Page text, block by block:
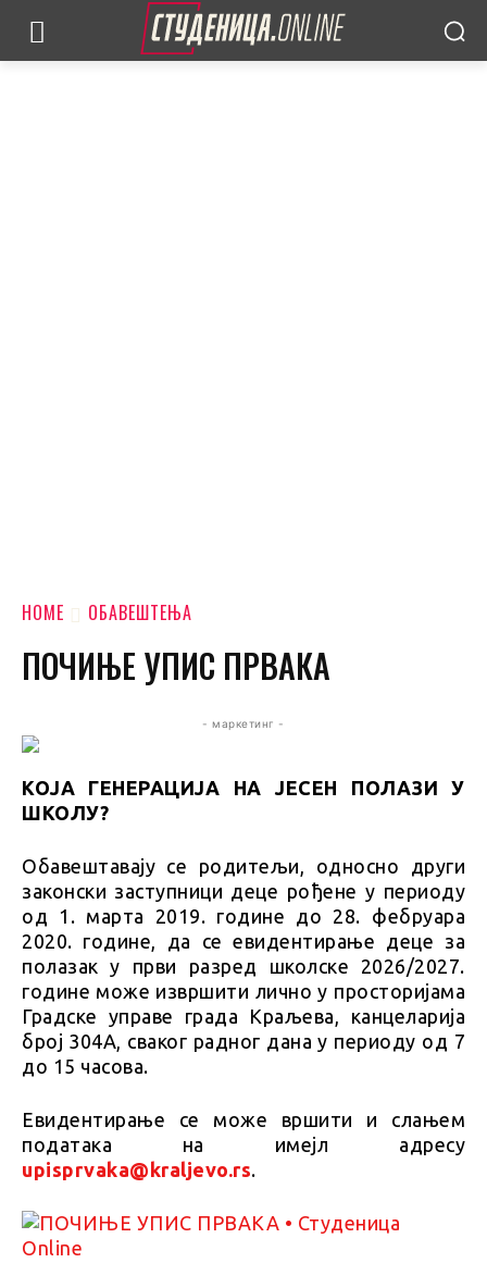
HOME ОБАВЕШТЕЊА
ПОЧИЊЕ УПИС ПРВАКА
- маркетинг -
КОЈА ГЕНЕРАЦИЈА НА ЈЕСЕН ПОЛАЗИ У
ШКОЛУ?
Обавештавају се родитељи, односно други
законски заступници деце рођене у периоду
од 1. марта 2019. године до 28. фебруара
2020. године, да се евидентирање деце за
полазак у први разред школске 2026/2027.
године може извршити лично у просторијама
Градске управе града Краљева, канцеларија
број 304А, сваког радног дана у периоду од 7
до 15 часова.
Евидентирање се може вршити и слањем
података на имејл адресу
upisprvaka@kraljevo.rs.